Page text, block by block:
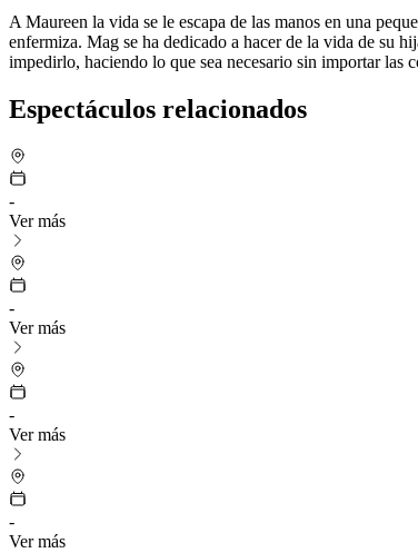
A Maureen la vida se le escapa de las manos en una
enfermiza. Mag se ha dedicado a hacer de la vida de su
impedirlo, haciendo lo que sea necesario sin importar las
Espectáculos relacionados
-
Ver más
-
Ver más
-
Ver más
-
Ver más